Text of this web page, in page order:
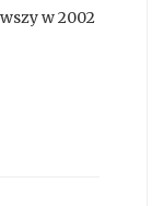
w 2002